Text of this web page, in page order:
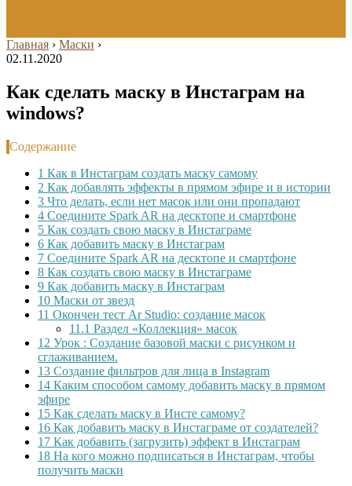
Главная › Маски ›
02.11.2020
Как сделать маску в Инстаграм на
windows?
Содержание
1 Как в Инстаграм создать маску самому
2 Как добавлять эффекты в прямом эфире и в истории
3 Что делать, если нет масок или они пропадают
4 Соедините Spark AR на десктопе и смартфоне
5 Как создать свою маску в Инстаграме
6 Как добавить маску в Инстаграм
7 Соедините Spark AR на десктопе и смартфоне
8 Как создать свою маску в Инстаграме
9 Как добавить маску в Инстаграм
10 Маски от звезд
11 Окончен тест Ar Studio: создание масок
11.1 Раздел «Коллекция» масок
12 Урок : Создание базовой маски с рисунком и
сглаживанием.
13 Создание фильтров для лица в Instagram
14 Каким способом самому добавить маску в прямом
эфире
15 Как сделать маску в Инсте самому?
16 Как добавить маску в Инстаграме от создателей?
17 Как добавить (загрузить) эффект в Инстаграм
18 На кого можно подписаться в Инстаграм, чтобы
получить маски